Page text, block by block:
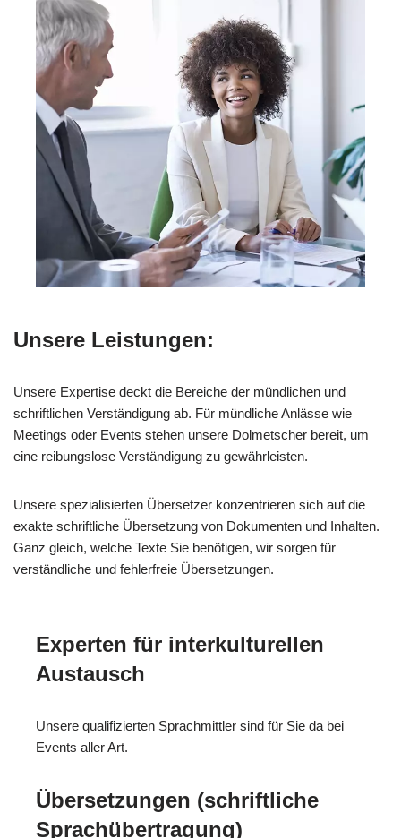
Unsere Leistungen:
Unsere Expertise deckt die Bereiche der mündlichen und
schriftlichen Verständigung ab. Für mündliche Anlässe wie
Meetings oder Events stehen unsere Dolmetscher bereit, um
eine reibungslose Verständigung zu gewährleisten.
Unsere spezialisierten Übersetzer konzentrieren sich auf die
exakte schriftliche Übersetzung von Dokumenten und Inhalten.
Ganz gleich, welche Texte Sie benötigen, wir sorgen für
verständliche und fehlerfreie Übersetzungen.
Experten für interkulturellen
Austausch
Unsere qualifizierten Sprachmittler sind für Sie da bei
Events aller Art.
Übersetzungen (schriftliche
Sprachübertragung)